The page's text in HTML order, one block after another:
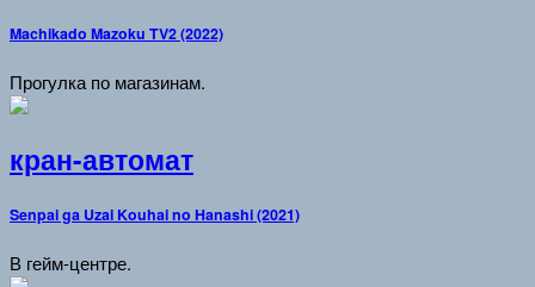
Machikado Mazoku TV2 (2022)
Прогулка по магазинам.
кран-автомат
Senpai ga Uzai Kouhai no Hanashi (2021)
В гейм-центре.